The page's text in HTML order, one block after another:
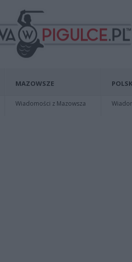
MAZOWSZE
Wiadomości z Mazowsza